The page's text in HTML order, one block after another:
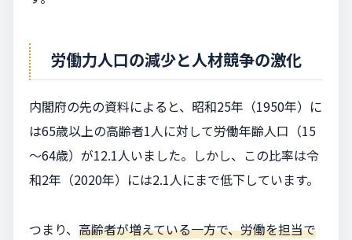
労働力人口の減少と人材競争の激化
内閣府の先の資料によると、昭和25年（1950年）に
は65歳以上の高齢者1人に対して労働年齢人口（15
～64歳）が12.1人いました。しかし、この比率は令
和2年（2020年）には2.1人にまで低下しています。
つまり、 高齢者が増えている一方で、労働を担当で